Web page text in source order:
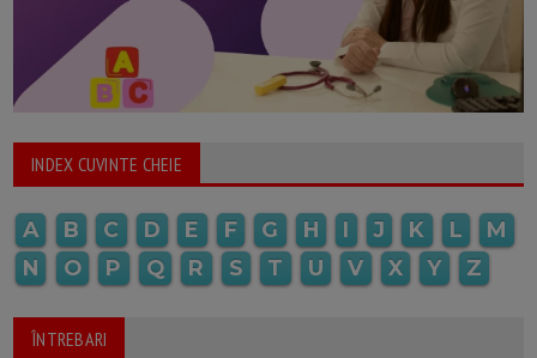
INDEX CUVINTE CHEIE
A B C D E F G H I J K L
M
N
O P Q R S T U V X Y Z
ÎNTREBARI